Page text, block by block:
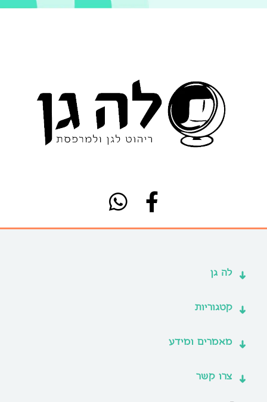
לה גן
קטגוריות
מאמרים ומידע
צרו קשר